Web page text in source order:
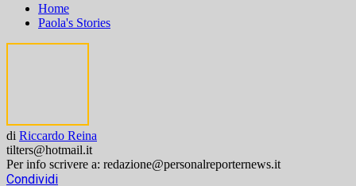
Home
Paola's Stories
di Riccardo Reina
tilters@hotmail.it
Per info scrivere a: redazione@personalreporternews.it
Condividi